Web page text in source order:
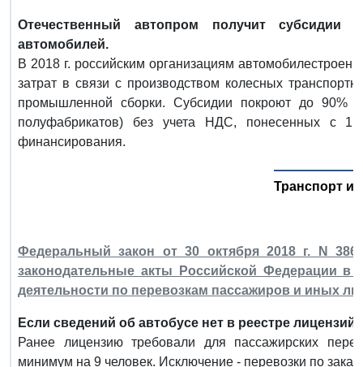
Отечественный автопром получит субсидии
автомобилей.
В 2018 г. российским организациям
затрат в связи с производством колесных
промышленной сборки. Субсидии покроют до 90%
полуфабрикатов) без учета НДС, понесенных с 1
финансирования.
Транспорт и
Федеральный закон от 30 октября 2018 г. N
законодательные акты Российской Федерации в
деятельности по перевозкам пассажиров и иных
Если сведений об автобусе нет в реестре
Ранее лицензию требовали для пассажирских
минимум на 9 человек. Исключение - перевозки по